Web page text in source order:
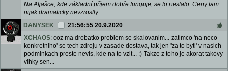
Na Aljašce, kde základní příjem dobře funguje, se to nestalo. Ceny tam
nijak dramaticky nevzrostly.
DANYSEK
21:56:55 20.9.2020
XCHAOS: coz ma drobatko problem se skalovanim... zatimco 'na neco
konkretniho' se tech zdroju v zasade dostava, tak jen 'za to byti' v nasich
podminkach proste nevis, kde na to vzit... :) Takze z toho je akorat takovy
vlhky sen...